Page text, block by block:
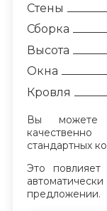
Стены
Сборка
Высота
Окна
Кровля
Вы можете
стандартных
Это
предложении.